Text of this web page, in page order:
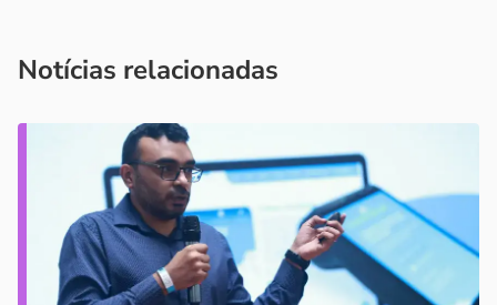
Notícias relacionadas